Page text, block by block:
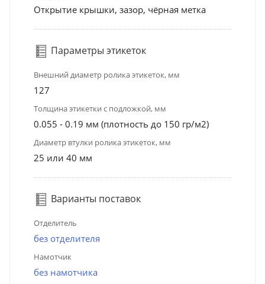
Открытие крышки, зазор, чёрная метка
Параметры этикеток
Внешний диаметр ролика этикеток, мм
127
Толщина этикетки с подложкой, мм
0.055 - 0.19 мм (плотность до 150 гр/м2)
Диаметр втулки ролика этикеток, мм
25 или 40 мм
Варианты поставок
Отделитель
без отделителя
Намотчик
без намотчика